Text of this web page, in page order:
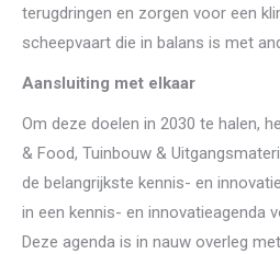
terugdringen en zorgen voor een
scheepvaart die in balans is met
Aansluiting met elkaar
Om deze doelen in 2030 te halen,
& Food, Tuinbouw &
de belangrijkste kennis- en
in een kennis- en innovatieagenda
Deze agenda is in nauw overleg